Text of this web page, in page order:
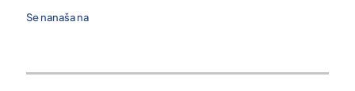
Se nanaša na